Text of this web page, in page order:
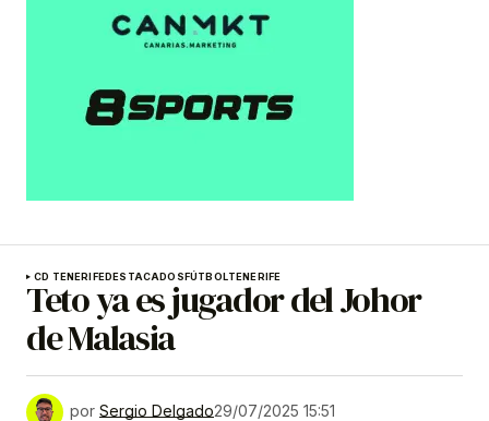
CD TENERIFEDESTACADOSFÚTBOLTENERIFE
Teto ya es jugador del Johor
de Malasia
por Sergio Delgado29/07/2025 15:51